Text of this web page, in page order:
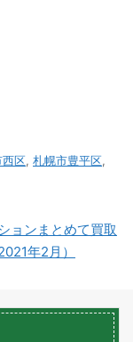
西区, 札幌市豊平区,
ョンまとめて買取
年2月）